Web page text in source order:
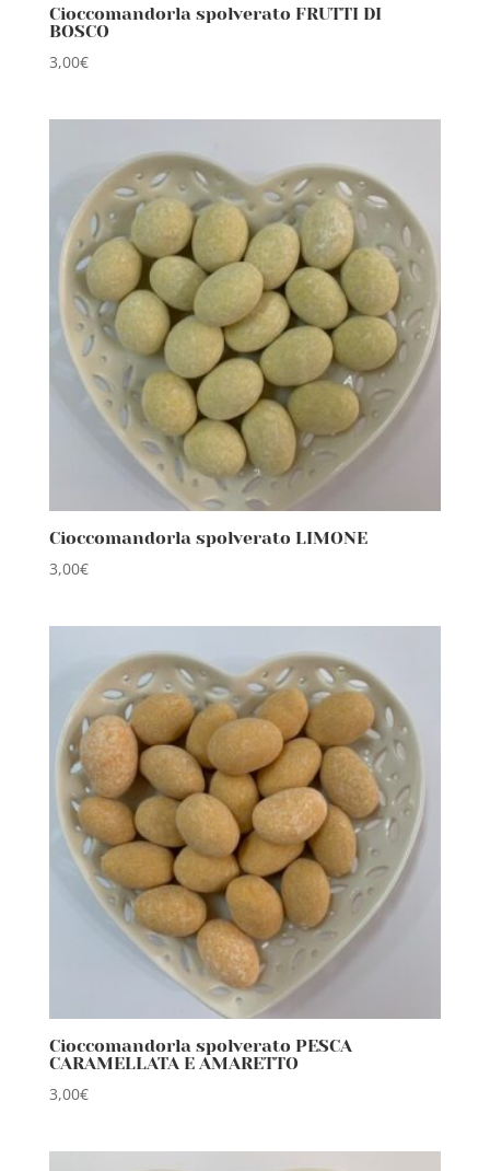
Cioccomandorla spolverato FRUTTI DI
BOSCO
3,00€
Cioccomandorla spolverato LIMONE
3,00€
Cioccomandorla spolverato PESCA
CARAMELLATA E AMARETTO
3,00€